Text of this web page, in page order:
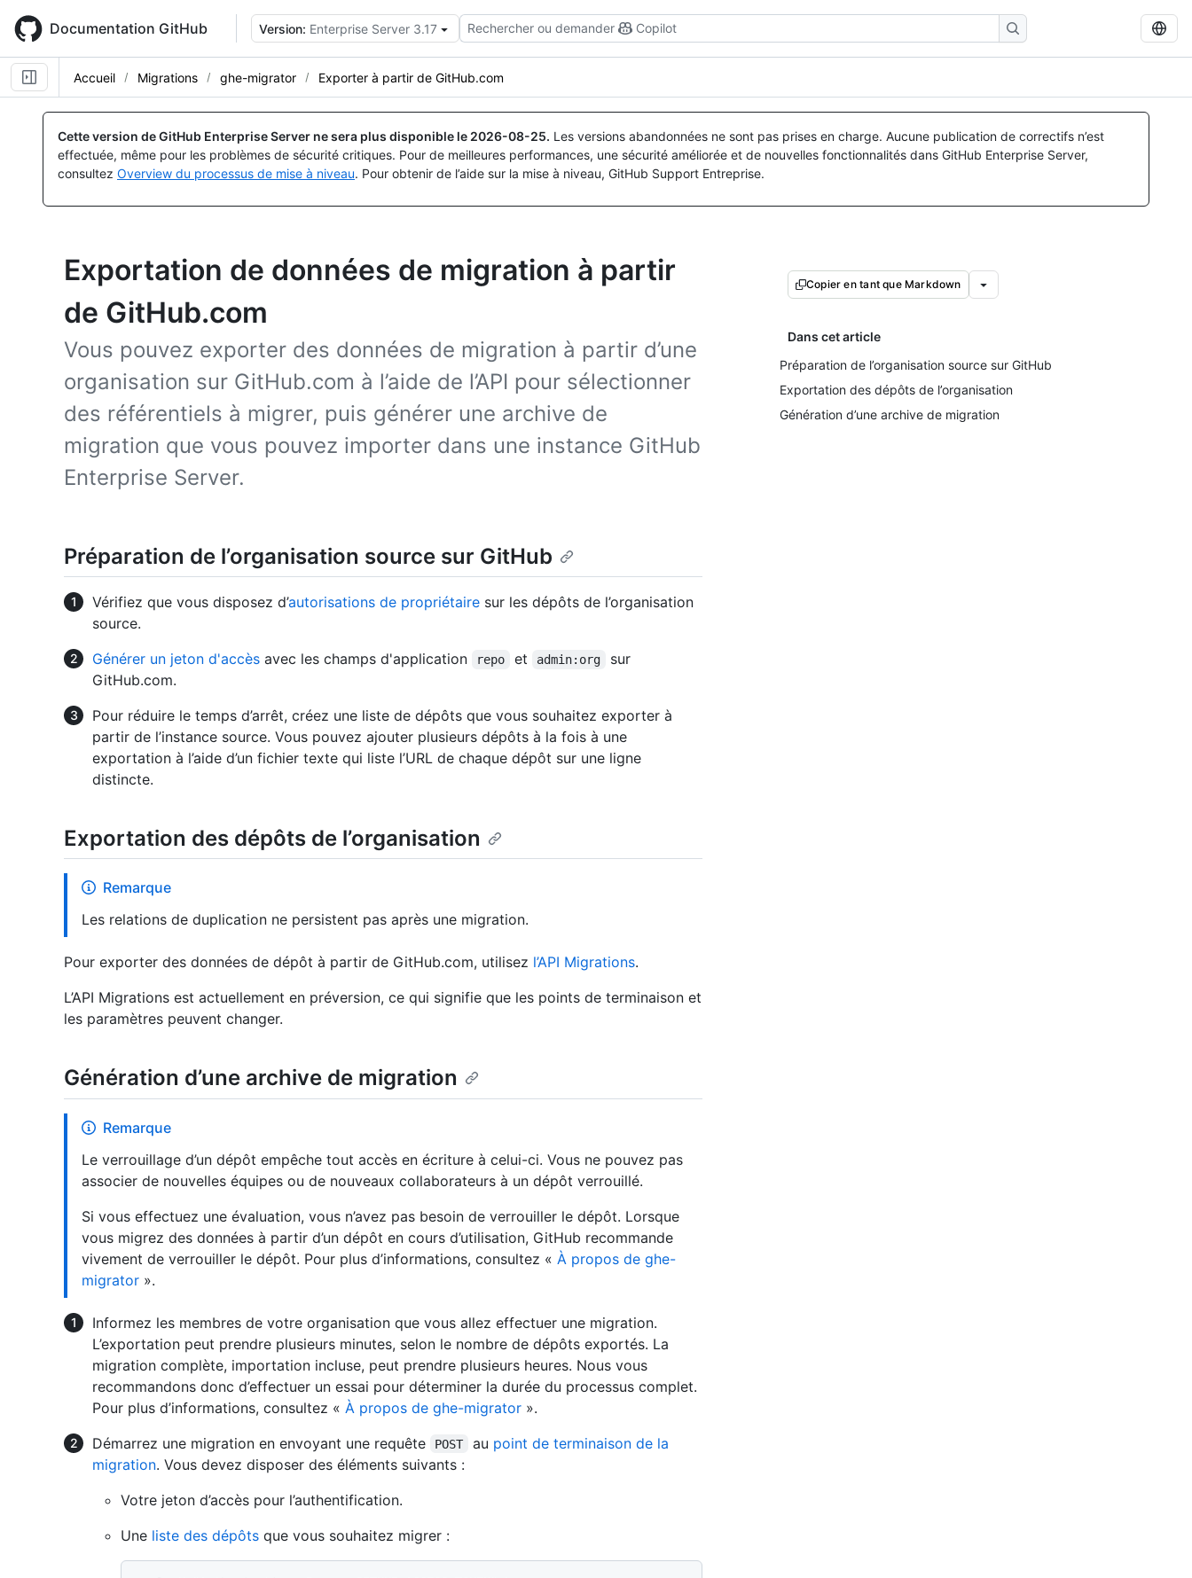
main
content
Documentation GitHub Version: Enterprise Server 3.17 Rechercher ou demander Copilot
Accueil Migrations ghe-migrator Exporter à partir de GitHub.com
Cette version de GitHub Enterprise Server ne sera plus disponible le 2026-08-25. Les versions abandonnées ne sont pas prises en charge. Aucune publication de correctifs n’est
effectuée, même pour les problèmes de sécurité critiques. Pour de meilleures performances, une sécurité améliorée et de nouvelles fonctionnalités dans GitHub Enterprise Server,
consultez Overview du processus de mise à niveau. Pour obtenir de l’aide sur la mise à niveau, GitHub Support Entreprise.
Exportation de données de migration à partir
de GitHub.com
Vous pouvez exporter des données de migration à partir d’une
organisation sur GitHub.com à l’aide de l’API pour sélectionner
des référentiels à migrer, puis générer une archive de
migration que vous pouvez importer dans une instance GitHub
Enterprise Server.
Copier en tant que Markdown
Dans cet article
Préparation de l’organisation source sur GitHub
Exportation des dépôts de l’organisation
Génération d’une archive de migration
Préparation de l’organisation source sur GitHub
Vérifiez que vous disposez d’autorisations de propriétaire sur les dépôts de l’organisation
source.
Générer un jeton d'accès avec les champs d'application repo et admin:org
sur
GitHub.com.
Pour réduire le temps d’arrêt, créez une liste de dépôts que vous souhaitez exporter à
partir de l’instance source. Vous pouvez ajouter plusieurs dépôts à la fois à une
exportation à l’aide d’un fichier texte qui liste l’URL de chaque dépôt sur une ligne
distincte.
Exportation des dépôts de l’organisation
Remarque
Les relations de duplication ne persistent pas après une migration.
Pour exporter des données de dépôt à partir de GitHub.com, utilisez l’API Migrations.
L’API Migrations est actuellement en préversion, ce qui signifie que les points de terminaison et
les paramètres peuvent changer.
Génération d’une archive de migration
Remarque
Le verrouillage d’un dépôt empêche tout accès en écriture à celui-ci. Vous ne pouvez pas
associer de nouvelles équipes ou de nouveaux collaborateurs à un dépôt verrouillé.
Si vous effectuez une évaluation, vous n’avez pas besoin de verrouiller le dépôt. Lorsque
vous migrez des données à partir d’un dépôt en cours d’utilisation, GitHub recommande
vivement de verrouiller le dépôt. Pour plus d’informations, consultez « À propos de ghe-
migrator ».
Informez les membres de votre organisation que vous allez effectuer une migration.
L’exportation peut prendre plusieurs minutes, selon le nombre de dépôts exportés. La
migration complète, importation incluse, peut prendre plusieurs heures. Nous vous
recommandons donc d’effectuer un essai pour déterminer la durée du processus complet.
Pour plus d’informations, consultez « À propos de ghe-migrator ».
Démarrez une migration en envoyant une requête
POST au point de terminaison de la
migration. Vous devez disposer des éléments suivants :
Votre jeton d’accès pour l’authentification.
Une liste des dépôts que vous souhaitez migrer :